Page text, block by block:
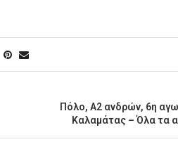
Πόλο, Α2 ανδρών, 6η
Καλαμάτας – Όλα τα